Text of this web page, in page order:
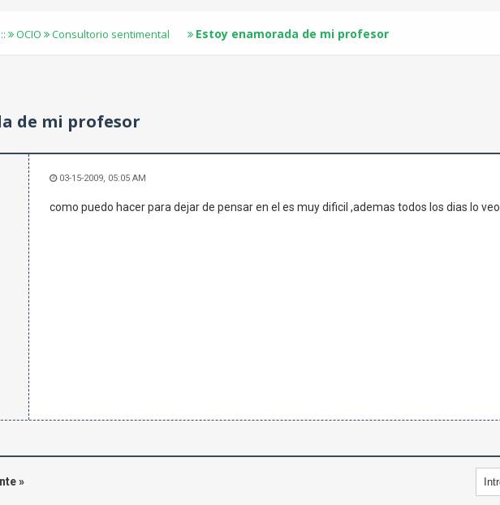
:: OCIO Consultorio sentimental Estoy enamorada de mi profesor
de mi profesor
03-15-2009, 05:05 AM
como puedo hacer para dejar de pensar en el es muy dificil ,ademas todos los dias lo veo
»